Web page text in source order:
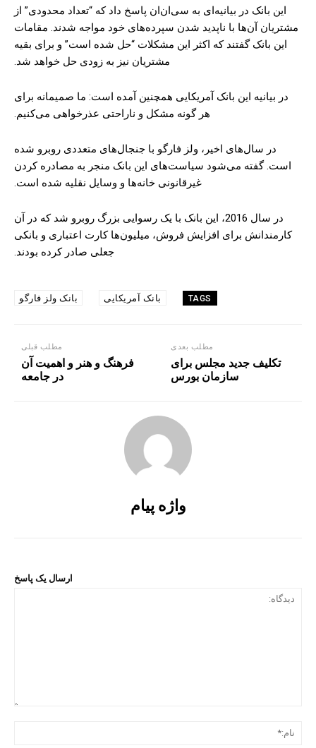
این بانک در بیانیه‌ای به سی‌ان‌ان پاسخ داد که “تعداد محدودی” از
مشتریان آن‌ها با ناپدید شدن سپرده‌های خود مواجه شدند. مقامات
این بانک گفتند که اکثر این مشکلات “حل شده است” و برای بقیه
مشتریان نیز به زودی حل خواهد شد.
در بیانیه این بانک آمریکایی همچنین آمده است: ما صمیمانه برای
هر گونه مشکل و ناراحتی عذرخواهی می‌کنیم.
در سال‌های اخیر، ولز فارگو با جنجال‌های متعددی روبرو شده
است. گفته می‌شود سیاست‌های این بانک منجر به مصادره کردن
غیرقانونی خانه‌ها و وسایل نقلیه شده است.
در سال 2016، این بانک با یک رسوایی بزرگ روبرو شد که در آن
کارمندانش برای افزایش فروش، میلیون‌ها کارت اعتباری و بانکی
جعلی صادر کرده بودند.
TAGS بانک آمریکایی بانک ولز فارگو
مطلب قبلی
فرهنگ و هنر و اهمیت آن
در جامعه
مطلب بعدی
تکلیف جدید مجلس برای
سازمان بورس
واژه پیام
ارسال یک پاسخ